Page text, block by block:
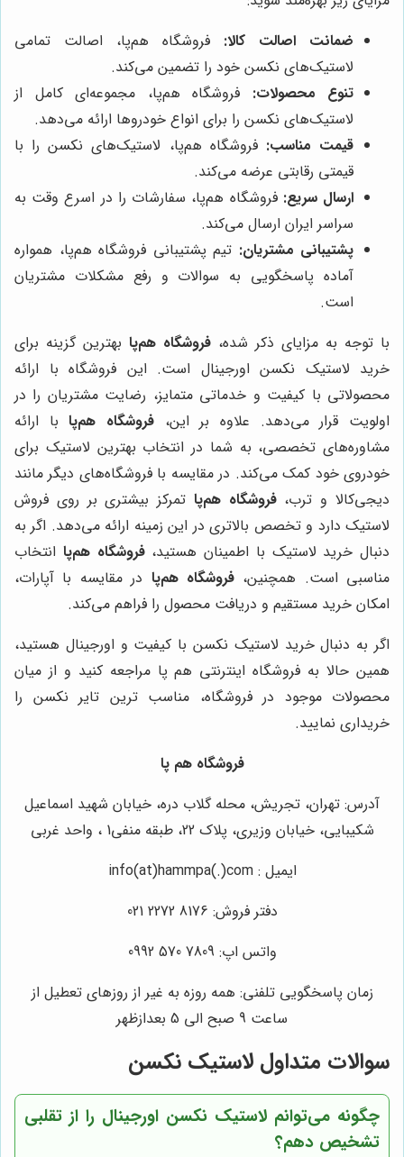
ضمانت اصالت کالا: فروشگاه هم‌پا، اصالت تمامی
لاستیک‌های نکسن خود را تضمین می‌کند.
تنوع محصولات: فروشگاه هم‌پا، مجموعه‌ای کامل از
لاستیک‌های نکسن را برای انواع خودروها ارائه می‌دهد.
قیمت مناسب: فروشگاه هم‌پا، لاستیک‌های نکسن را با
قیمتی رقابتی عرضه می‌کند.
ارسال سریع: فروشگاه هم‌پا، سفارشات را در اسرع وقت به
سراسر ایران ارسال می‌کند.
پشتیبانی مشتریان: تیم پشتیبانی فروشگاه هم‌پا، همواره
آماده پاسخگویی به سوالات و رفع مشکلات مشتریان
است.
با توجه به مزایای ذکر شده، فروشگاه هم‌پا بهترین گزینه برای
خرید لاستیک نکسن اورجینال است. این فروشگاه با ارائه
محصولاتی با کیفیت و خدماتی متمایز، رضایت مشتریان را در
اولویت قرار می‌دهد. علاوه بر این، فروشگاه هم‌پابا ارائه
مشاوره‌های تخصصی، به شما در انتخاب بهترین لاستیک برای
خودروی خود کمک می‌کند. در مقایسه با فروشگاه‌های دیگر مانند
دیجی‌کالا و ترب،فروشگاه هم‌پا تمرکز بیشتری بر روی فروش
لاستیک دارد و تخصص بالاتری در این زمینه ارائه می‌دهد. اگر به
دنبال خرید لاستیک با اطمینان هستید،فروشگاه هم‌پا انتخاب
مناسبی است. همچنین،فروشگاه هم‌پا در مقایسه با آپارات،
امکان خرید مستقیم و دریافت محصول را فراهم می‌کند.
اگر به دنبال خرید لاستیک نکسن با کیفیت و اورجینال هستید،
همین حالا به فروشگاه اینترنتی هم پا مراجعه کنید و از میان
محصولات موجود در فروشگاه، مناسب ترین تایر نکسن را
خریداری نمایید.
فروشگاه هم پا
آدرس: تهران، تجریش، محله گلاب دره، خیابان شهید اسماعیل
شکیبایی، خیابان وزیری، پلاک 22، طبقه منفی1 ، واحد غربی
ایمیل : info(at)hammpa(.)com
دفتر فروش: 8176 2272 021
واتس اپ: 7809 570 0992
زمان پاسخگویی تلفنی: همه روزه به غیر از روزهای تعطیل از
ساعت 9 صبح الی 5 بعدازظهر
سوالات متداول لاستیک نکسن
چگونه می‌توانم لاستیک نکسن اورجینال را از تقلبی
تشخیص دهم؟